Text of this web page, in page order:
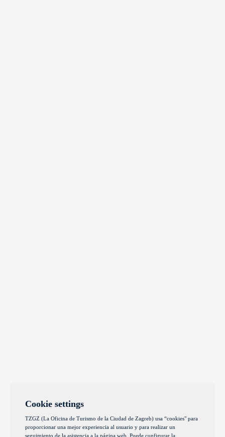
Cookie settings
TZGZ (La Oficina de Turismo de la Ciudad de Zagreb) usa “cookies" para
proporcionar una mejor experiencia al usuario y para realizar un
seguimiento de la asistencia a la página web. Puede configurar la